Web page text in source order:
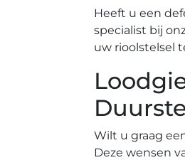
Heeft u een
specialist bij
uw rioolstelsel
Wilt u graag
Deze wensen